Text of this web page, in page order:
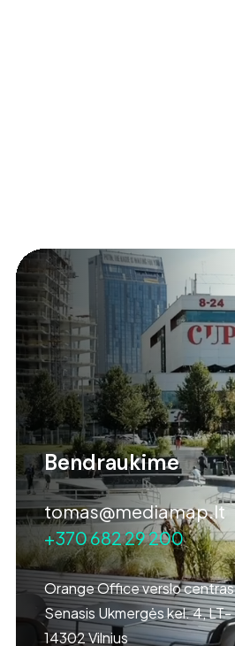
Bendraukime
tomas@mediamap.lt
+370 682 29 200
Orange Office verslo centras
Senasis Ukmergės kel. 4, LT-
14302 Vilnius